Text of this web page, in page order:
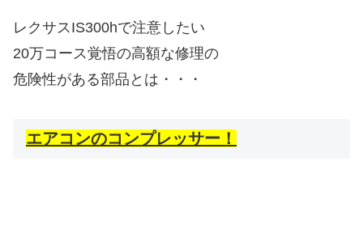
レクサスIS300hで注意したい
20万コース覚悟の高額な修理の
危険性がある部品とは・・・
エアコンのコンプレッサー！